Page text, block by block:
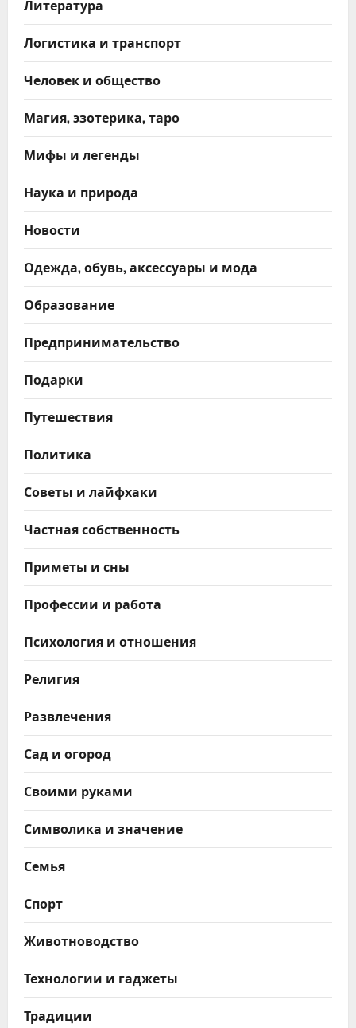
Литература
Логистика и транспорт
Человек и общество
Магия, эзотерика, таро
Мифы и легенды
Наука и природа
Новости
Одежда, обувь, аксессуары и мода
Образование
Предпринимательство
Подарки
Путешествия
Политика
Советы и лайфхаки
Частная собственность
Приметы и сны
Профессии и работа
Психология и отношения
Религия
Развлечения
Сад и огород
Своими руками
Символика и значение
Семья
Спорт
Животноводство
Технологии и гаджеты
Традиции